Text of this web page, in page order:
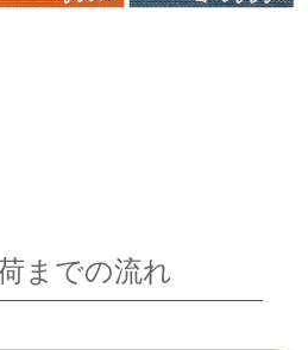
までの流れ